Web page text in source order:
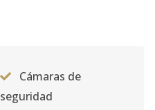
Cámaras de
seguridad